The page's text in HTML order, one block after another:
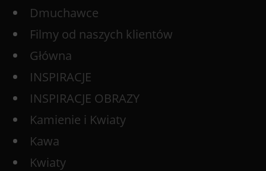
Dmuchawce
Filmy od naszych klientów
Główna
INSPIRACJE
INSPIRACJE OBRAZY
Kamienie i Kwiaty
Kawa
Kwiaty